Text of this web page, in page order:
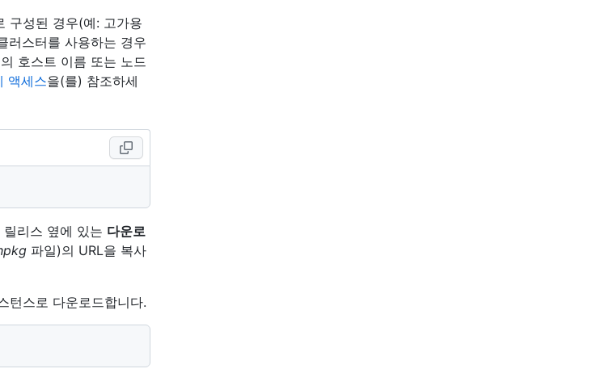
구성된 경우(예: 고가용
러스터를 사용하는 경우
호스트 이름 또는 노드
액세스을(를) 참조하세
리스 옆에 있는 다운로
파일)의 URL을 복사
턴스로 다운로드합니다.